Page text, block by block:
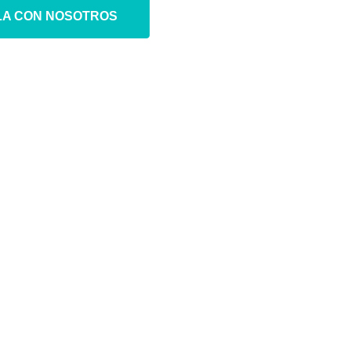
CON NOSOTROS